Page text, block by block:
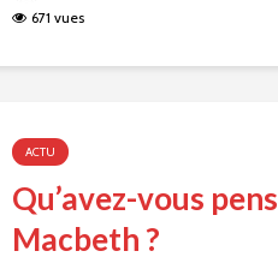
671 vues
ACTU
Qu’avez-vous
Macbeth ?